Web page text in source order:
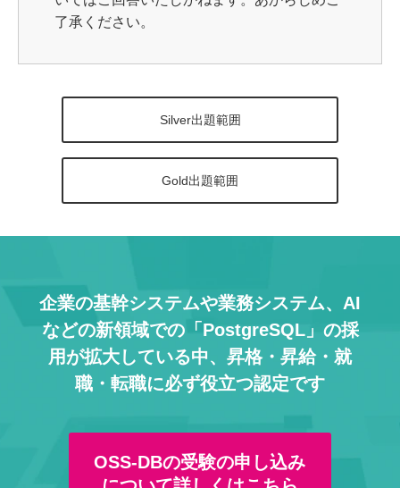
了承ください。
Silver出題範囲
Gold出題範囲
企業の基幹システムや業務システム、AI
などの新領域での「PostgreSQL」の採
用が拡大している中、 昇格・昇給・就
職・転職に必ず役立つ認定です
OSS-DBの受験の申し込み